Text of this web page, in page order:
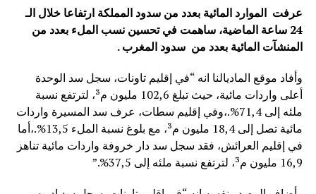
عرفت الموارد المائية بعدد من سدود المملكة ارتفاعا خلال الـ
24 ساعة الماضية، ساهمت في تحسين نسب الملء بعدد من
المنشآت المائية بعدد من سدود المغرب .
وأفاد موقع الماديالنا انه “في إقليم تاونات، سجل سد الوحدة
أعلى واردات مائية، حيث تبلغ 102,6 مليون م³، لترتفع نسبة
ملئه إلى 71,4%.،وفي إقليم سطات، عرف سد المسيرة واردات
مائية تصل إلى 18,4 مليون م³، مع بلوغ نسبة الملء 13,5%.،أما
في إقليم العرائش، فقد سجل سد دار خروفة واردات مائية تناهز
16,9 مليون م³، لترتفع نسبة ملئه إلى 37,5%.”